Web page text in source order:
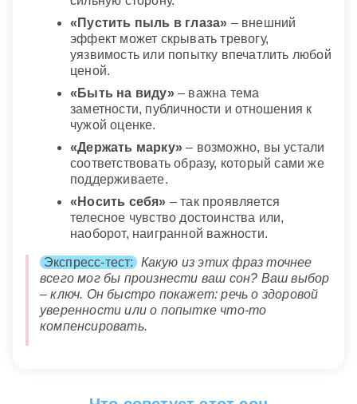
«Пустить пыль в глаза» – внешний
эффект может скрывать тревогу,
уязвимость или попытку впечатлить любой
ценой.
«Быть на виду»– важна тема
заметности, публичности и отношения к
чужой оценке.
«Держать марку» – возможно, вы устали
соответствовать образу, который сами же
поддерживаете.
«Носить себя» – так проявляется
телесное чувство достоинства или,
наоборот, наигранной важности.
Экспресс-тест:
Какую из этих фраз точнее
всего мог бы произнести ваш сон? Ваш выбор
– ключ. Он быстро покажет: речь о здоровой
уверенности или о попытке что-то
компенсировать.